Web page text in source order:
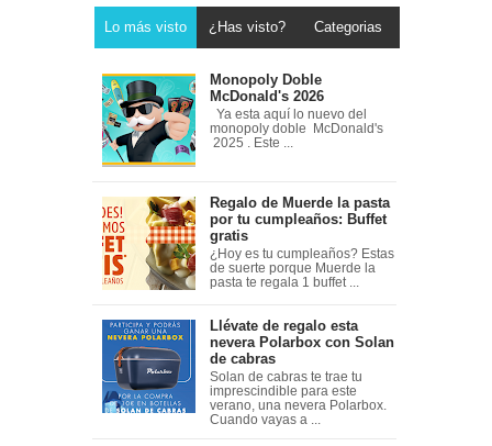
Lo más visto ¿Has visto? Categorias
Monopoly Doble
McDonald's 2026
Ya esta aquí lo nuevo del
monopoly doble McDonald's
2025 . Este ...
Regalo de Muerde la pasta
por tu cumpleaños: Buffet
gratis
¿Hoy es tu cumpleaños? Estas
de suerte porque Muerde la
pasta te regala 1 buffet ...
Llévate de regalo esta
nevera Polarbox con Solan
de cabras
Solan de cabras te trae tu
imprescindible para este
verano, una nevera Polarbox.
Cuando vayas a ...